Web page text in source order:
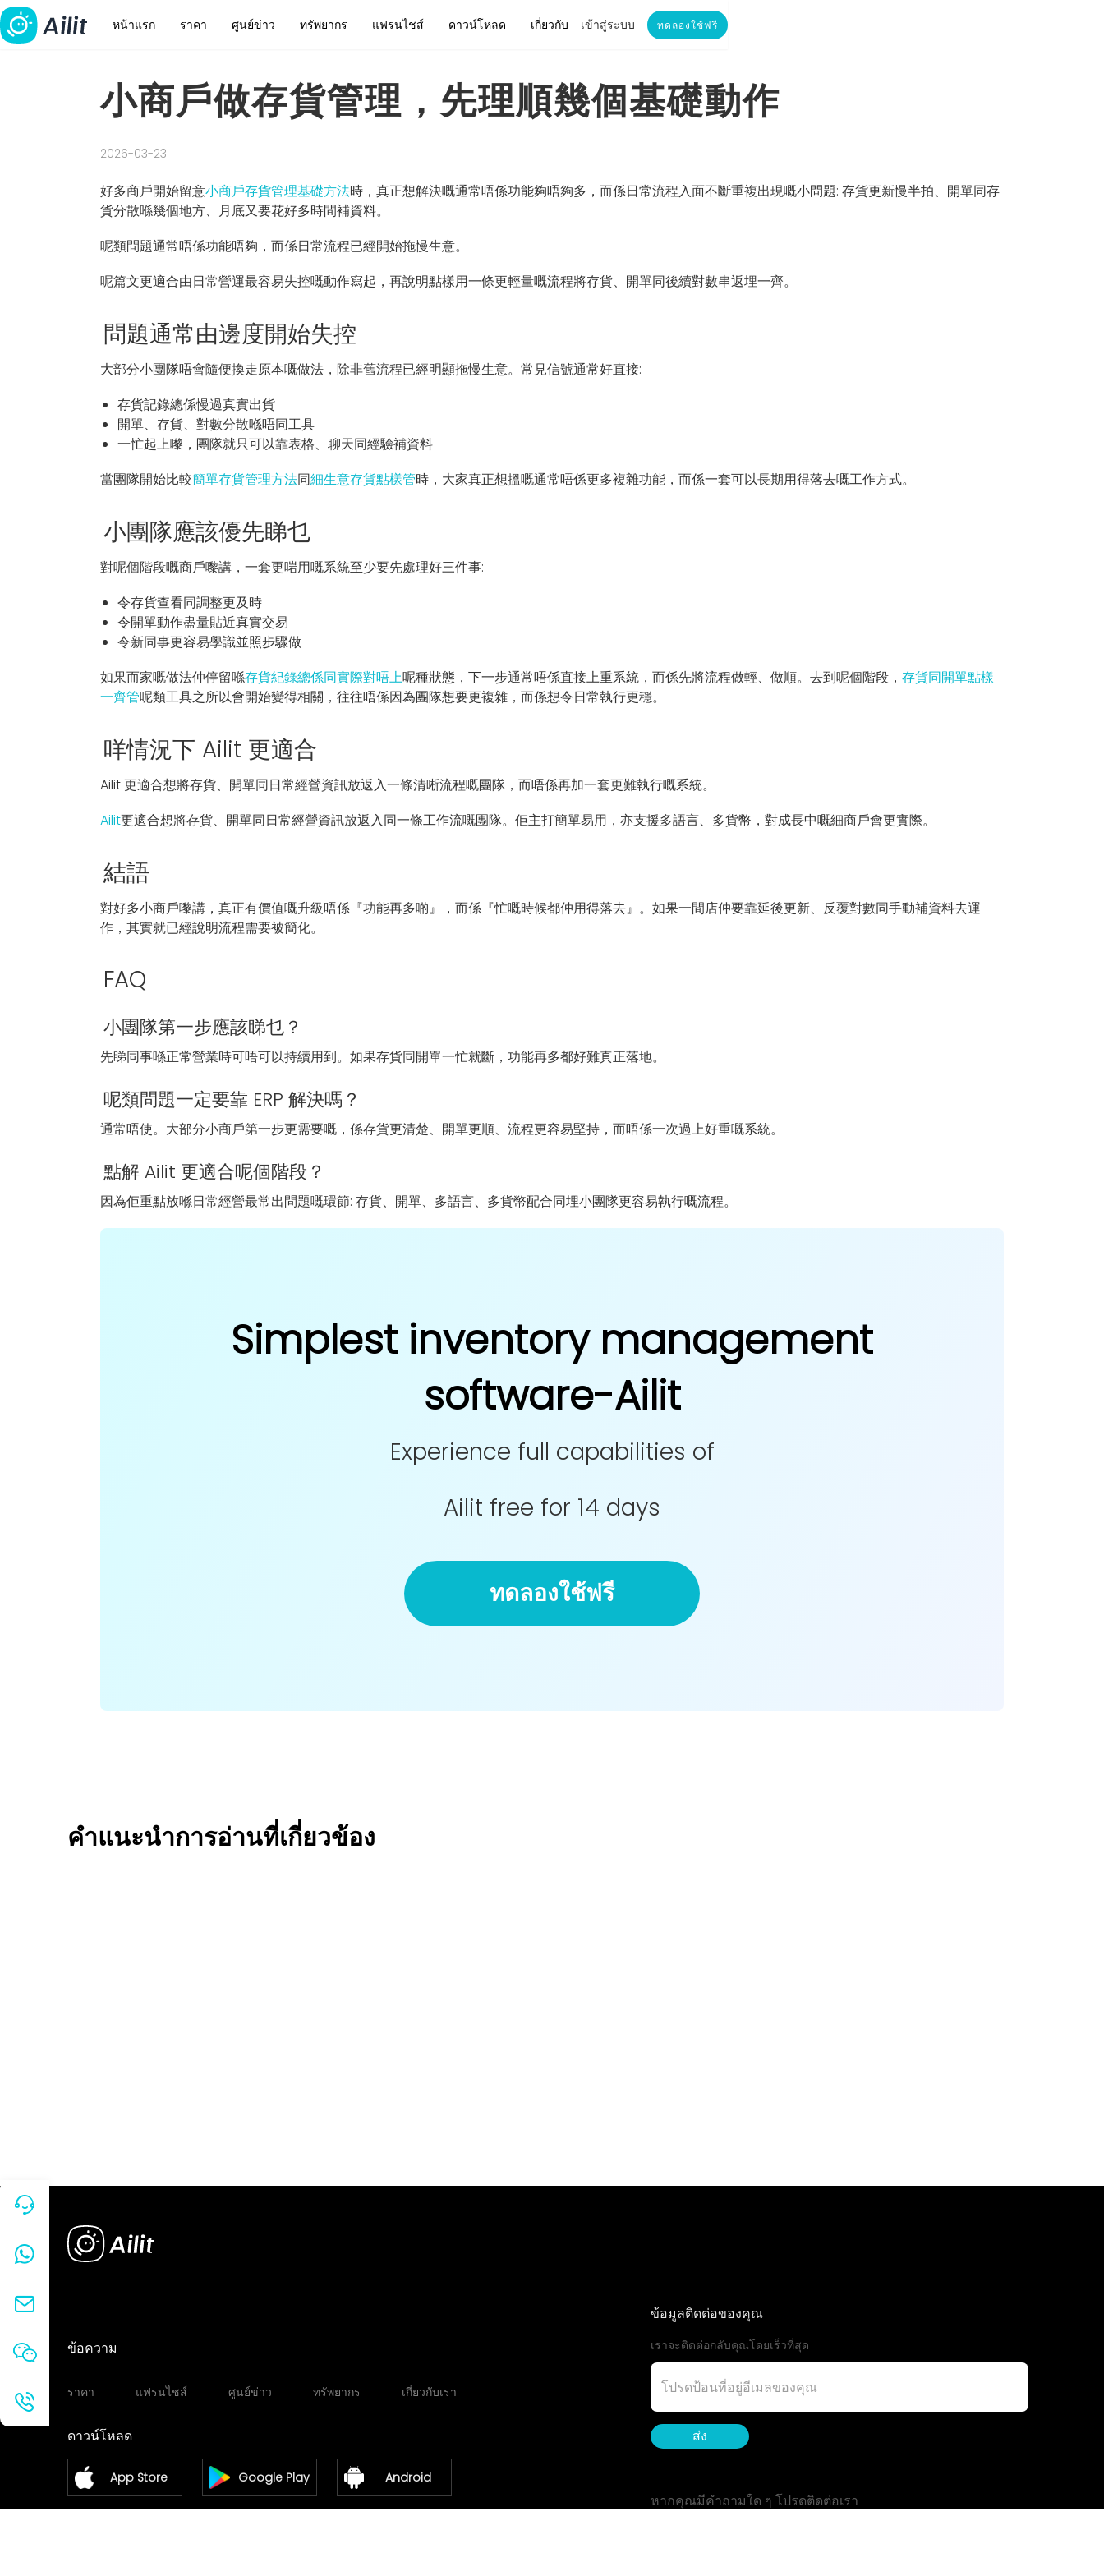
หน้าแรก ราคา ศูนย์ข่าว ทรัพยากร แฟรนไชส์ ดาวน์โหลด เกี่ยวกับ เข้าสู่ระบบ ทดลองใช้ฟรี
小商戶做存貨管理，先理順幾個基礎動作
2026-03-23
好多商戶開始留意小商戶存貨管理基礎方法時，真正想解決嘅通常唔係功能夠唔夠多，而係日常流程入面不斷重複出現嘅小問題: 存貨更新慢半拍、開單同存
貨分散喺幾個地方、月底又要花好多時間補資料。
呢類問題通常唔係功能唔夠，而係日常流程已經開始拖慢生意。
呢篇文更適合由日常營運最容易失控嘅動作寫起，再說明點樣用一條更輕量嘅流程將存貨、開單同後續對數串返埋一齊。
問題通常由邊度開始失控
大部分小團隊唔會隨便換走原本嘅做法，除非舊流程已經明顯拖慢生意。常見信號通常好直接:
存貨記錄總係慢過真實出貨
開單、存貨、對數分散喺唔同工具
一忙起上嚟，團隊就只可以靠表格、聊天同經驗補資料
當團隊開始比較簡單存貨管理方法同細生意存貨點樣管時，大家真正想搵嘅通常唔係更多複雜功能，而係一套可以長期用得落去嘅工作方式。
小團隊應該優先睇乜
對呢個階段嘅商戶嚟講，一套更啱用嘅系統至少要先處理好三件事:
令存貨查看同調整更及時
令開單動作盡量貼近真實交易
令新同事更容易學識並照步驟做
如果而家嘅做法仲停留喺存貨紀錄總係同實際對唔上呢種狀態，下一步通常唔係直接上重系統，而係先將流程做輕、做順。去到呢個階段， 存貨同開單點樣
一齊管呢類工具之所以會開始變得相關，往往唔係因為團隊想要更複雜，而係想令日常執行更穩。
咩情況下 Ailit 更適合
Ailit 更適合想將存貨、開單同日常經營資訊放返入一條清晰流程嘅團隊，而唔係再加一套更難執行嘅系統。
Ailit更適合想將存貨、開單同日常經營資訊放返入同一條工作流嘅團隊。佢主打簡單易用，亦支援多語言、多貨幣，對成長中嘅細商戶會更實際。
結語
對好多小商戶嚟講，真正有價值嘅升級唔係『功能再多啲』，而係『忙嘅時候都仲用得落去』。如果一間店仲要靠延後更新、反覆對數同手動補資料去運
作，其實就已經說明流程需要被簡化。
FAQ
小團隊第一步應該睇乜？
先睇同事喺正常營業時可唔可以持續用到。如果存貨同開單一忙就斷，功能再多都好難真正落地。
呢類問題一定要靠 ERP 解決嗎？
通常唔使。大部分小商戶第一步更需要嘅，係存貨更清楚、開單更順、流程更容易堅持，而唔係一次過上好重嘅系統。
點解 Ailit 更適合呢個階段？
因為佢重點放喺日常經營最常出問題嘅環節: 存貨、開單、多語言、多貨幣配合同埋小團隊更容易執行嘅流程。
Simplest inventory management
software-Ailit
Experience full capabilities of
Ailit free for 14 days
ทดลองใช้ฟรี
คำแนะนำการอ่านที่เกี่ยวข้อง
ข้อความ
ราคา แฟรนไชส์ ศูนย์ข่าว ทรัพยากร เกี่ยวกับเรา
ดาวน์โหลด
App Store Google Play Android
ข้อมูลติดต่อของคุณ
เราจะติดต่อกลับคุณโดยเร็วที่สุด
ส่ง
หากคุณมีคำถามใด ๆ โปรดติดต่อเรา